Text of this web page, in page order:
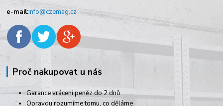
e-mail:info@czemag.cz
Proč nakupovat u nás
Garance vrácení peněz do 2 dnů
Opravdu rozumíme tomu, co děláme